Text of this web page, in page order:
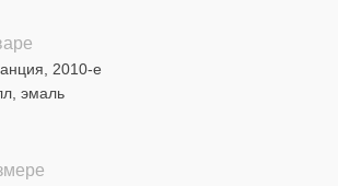
эмаль
2010-е